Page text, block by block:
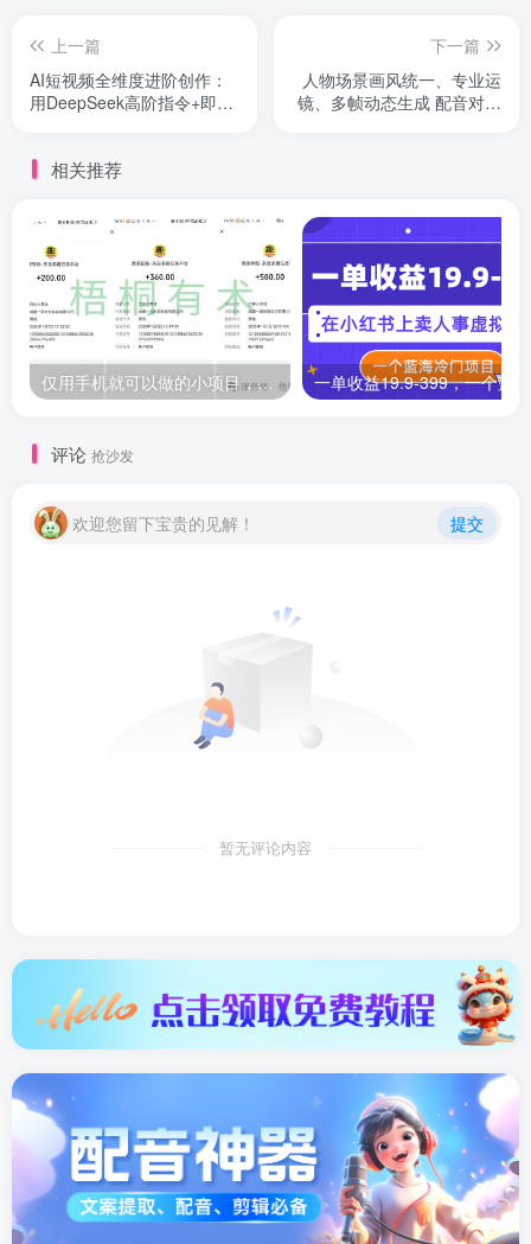
上一篇
AI短视频全维度进阶创作：
用DeepSeek高阶指令+即梦
下一篇
人物场景画风统一、专业运
镜、多帧动态生成 配音对口
相关推荐
仅用手机就可以做的小项目，当天就能见钱，每天100-300
评论 抢沙发
欢迎您留下宝贵的见解！ 提交
暂无评论内容